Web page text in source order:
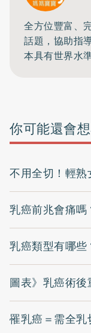
全方位豐富、
話題，協助指
本具有世界水
你可能還會
不用全切！輕
乳癌前兆會痛
乳癌類型有哪
圖表》乳癌術
罹乳癌＝需全